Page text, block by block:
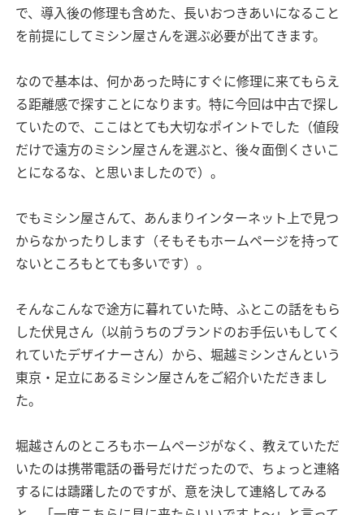
で、導入後の修理も含めた、長いおつきあいになること
を前提にしてミシン屋さんを選ぶ必要が出てきます。
なので基本は、何かあった時にすぐに修理に来てもらえ
る距離感で探すことになります。特に今回は中古で探し
ていたので、ここはとても大切なポイントでした（値段
だけで遠方のミシン屋さんを選ぶと、後々面倒くさいこ
とになるな、と思いましたので）。
でもミシン屋さんて、あんまりインターネット上で見つ
からなかったりします（そもそもホームページを持って
ないところもとても多いです）。
そんなこんなで途方に暮れていた時、ふとこの話をもら
した伏見さん（以前うちのブランドのお手伝いもしてく
れていたデザイナーさん）から、堀越ミシンさんという
東京・足立にあるミシン屋さんをご紹介いただきまし
た。
堀越さんのところもホームページがなく、教えていただ
いたのは携帯電話の番号だけだったので、ちょっと連絡
するには躊躇したのですが、意を決して連絡してみる